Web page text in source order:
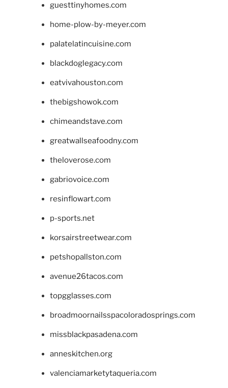
guesttinyhomes.com
home-plow-by-meyer.com
palatelatincuisine.com
blackdoglegacy.com
eatvivahouston.com
thebigshowok.com
chimeandstave.com
greatwallseafoodny.com
theloverose.com
gabriovoice.com
resinflowart.com
p-sports.net
korsairstreetwear.com
petshopallston.com
avenue26tacos.com
topgglasses.com
broadmoornailsspacoloradosprings.com
missblackpasadena.com
anneskitchen.org
valenciamarketytaqueria.com